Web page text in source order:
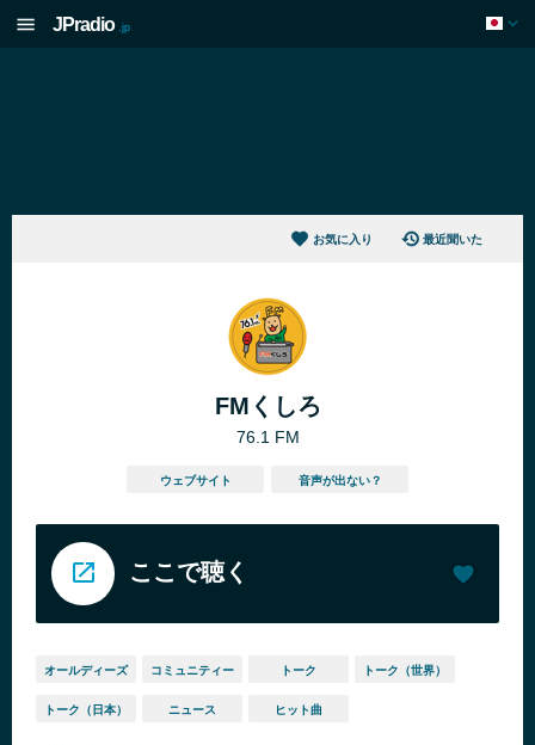
JPradio .jp
お気に入り 最近聞いた
FMくしろ
76.1 FM
ウェブサイト 音声が出ない？
ここで聴く
オールディーズ コミュニティー トーク トーク（世界）
トーク（日本） ニュース ヒット曲